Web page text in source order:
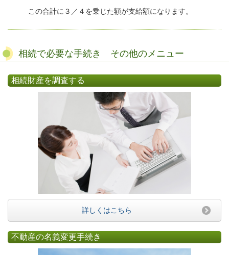
この合計に３／４を乗じた額が支給額になります。
相続で必要な手続き その他のメニュー
相続財産を調査する
詳しくはこちら
不動産の名義変更手続き